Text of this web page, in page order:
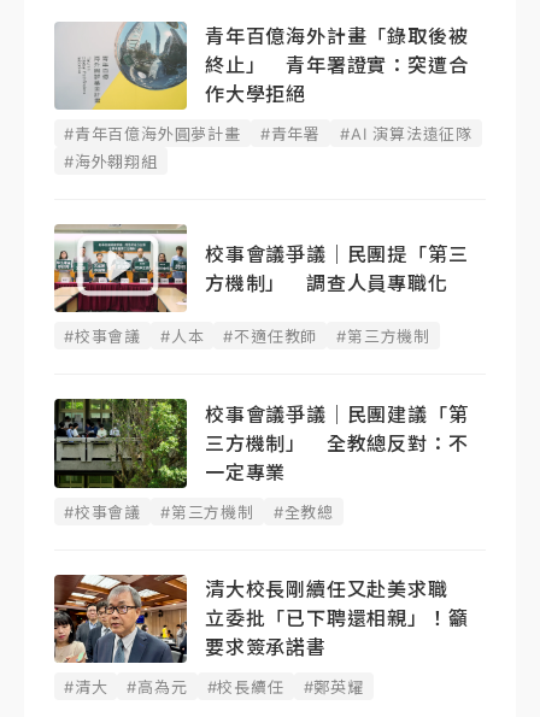
青年百億海外計畫「錄取後被
終止」 青年署證實：突遭合
作大學拒絕
#青年百億海外圓夢計畫 #青年署
#AI 演算法遠征隊
#海外翱翔組
校事會議爭議｜民團提「第三
方機制」 調查人員專職化
#校事會議 #人本 #不適任教師 #第三方機制
校事會議爭議｜民團建議「第
三方機制」 全教總反對：不
一定專業
#校事會議 #第三方機制 #全教總
清大校長剛續任又赴美求職
立委批「已下聘還相親」！籲
要求簽承諾書
#清大 #高為元 #校長續任 #鄭英耀